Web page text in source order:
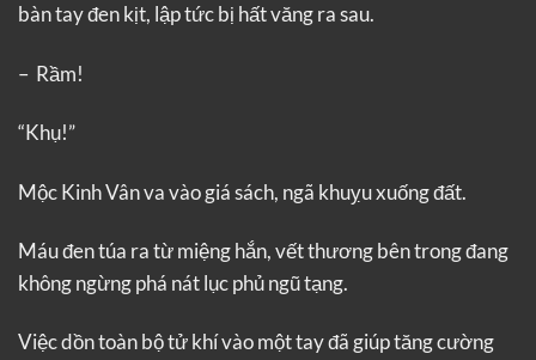
bàn tay đen kịt, lập tức bị hất văng ra sau.
– Rầm!
“Khụ!”
Mộc Kinh Vân va vào giá sách, ngã khuỵu xuống đất.
Máu đen túa ra từ miệng hắn, vết thương bên trong đang
không ngừng phá nát lục phủ ngũ tạng.
Việc dồn toàn bộ tử khí vào một tay đã giúp tăng cường